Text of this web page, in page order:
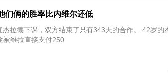
们俩的胜率比内维尔还低
双方结束了只有343天的合作。 42岁的杰拉德原本上个赛
但中途被维拉直接支付250